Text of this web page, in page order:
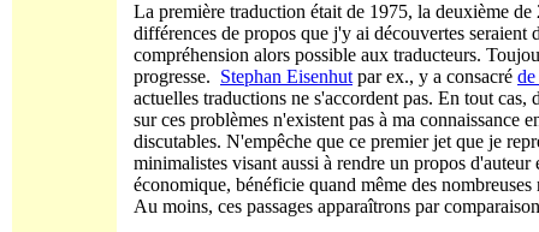
La première traduction était de 1975, la deuxième
différences de propos que j'y ai découvertes
compréhension alors possible aux traducteurs.
progresse. Stephan Eisenhut par ex., y a consacré
actuelles traductions ne s'accordent pas. En tout
sur ces problèmes n'existent pas à ma connaissance
discutables. N'empêche que ce premier jet que je
minimalistes visant aussi à rendre un propos
économique, bénéficie quand même des
Au moins, ces passages apparaîtrons par